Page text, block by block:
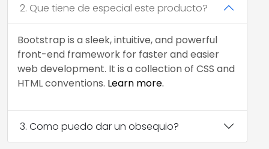
2. Que tiene de especial este producto?
Bootstrap is a sleek, intuitive, and powerful
front-end framework for faster and easier
web development. It is a collection of CSS and
HTML conventions. Learn more.
3. Como puedo dar un obsequio?